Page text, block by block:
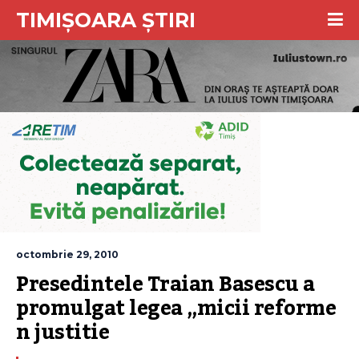
TIMIȘOARA ȘTIRI
octombrie 29, 2010
Presedintele Traian Basescu a
promulgat legea „micii reforme
n justitie